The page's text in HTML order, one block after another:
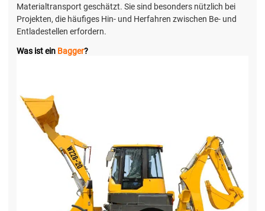
Materialtransport geschätzt. Sie sind besonders nützlich bei
Projekten, die häufiges Hin- und Herfahren zwischen Be- und
Entladestellen erfordern.
Was ist ein Bagger?